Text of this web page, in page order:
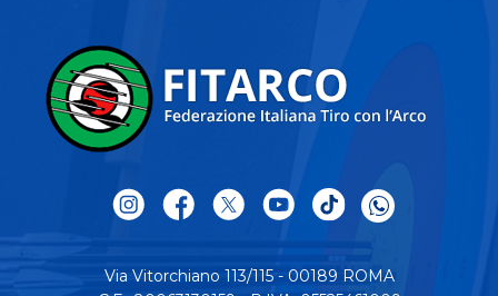
Via Vitorchiano 113/115 - 00189 ROMA